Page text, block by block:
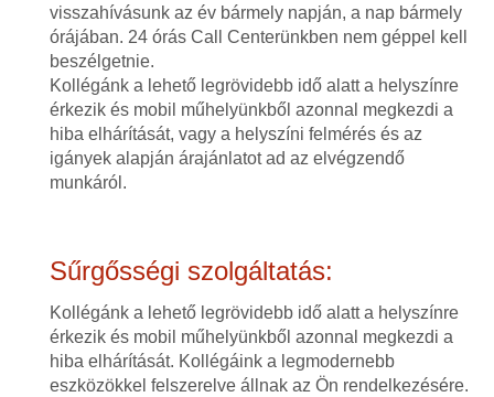
visszahívásunk az év bármely napján, a nap bármely
órájában. 24 órás Call Centerünkben nem géppel kell
beszélgetnie.
Kollégánk a lehető legrövidebb idő alatt a helyszínre
érkezik és mobil műhelyünkből azonnal megkezdi a
hiba elhárítását, vagy a helyszíni felmérés és az
igányek alapján árajánlatot ad az elvégzendő
munkáról.
Sűrgősségi szolgáltatás:
Kollégánk a lehető legrövidebb idő alatt a helyszínre
érkezik és mobil műhelyünkből azonnal megkezdi a
hiba elhárítását. Kollégáink a legmodernebb
eszközökkel felszerelve állnak az Ön rendelkezésére.